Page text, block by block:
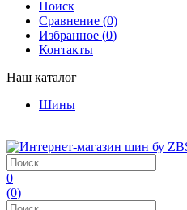
Поиск
Сравнение (0)
Избранное (0)
Контакты
Наш каталог
Шины
0
(0)